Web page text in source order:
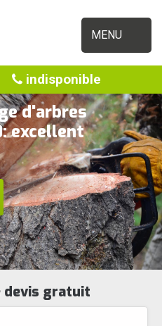
MENU
indisponible
d'arbres
excellent
devis gratuit